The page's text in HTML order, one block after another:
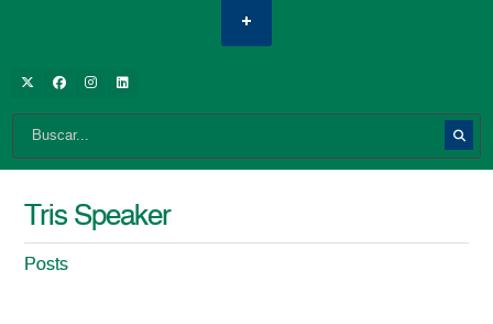
Tris Speaker
Posts